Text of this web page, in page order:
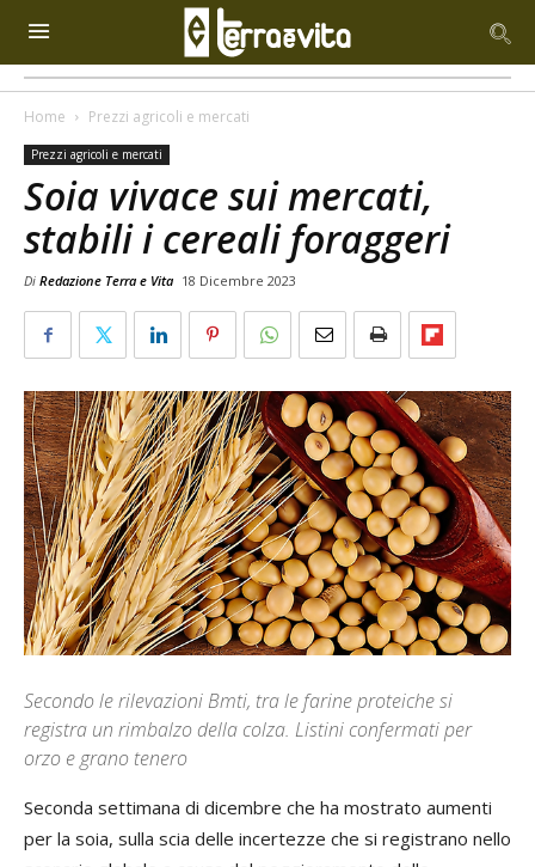
Home Prezzi agricoli e mercati
Prezzi agricoli e mercati
Soia vivace sui mercati,
stabili i cereali foraggeri
Di Redazione Terra e Vita 18 Dicembre 2023
Secondo le rilevazioni Bmti, tra le farine proteiche si
registra un rimbalzo della colza. Listini confermati per
orzo e grano tenero
Seconda settimana di dicembre che ha mostrato aumenti
per la soia, sulla scia delle incertezze che si registrano nello